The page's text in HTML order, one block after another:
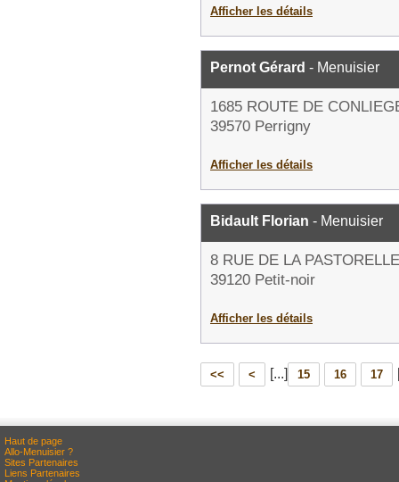
Afficher les détails
Pernot Gérard - Menuisier
1685 ROUTE DE
39570 Perrigny
Afficher les détails
Bidault Florian - Menuisier
8 RUE DE LA PASTORELLE
39120 Petit-noir
Afficher les détails
<< < [...] 15 16 17
Haut de page
Allo-Menuisier ?
Sites Partenaires
Liens Partenaires